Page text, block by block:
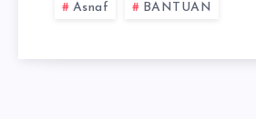
Asnaf BANTUAN